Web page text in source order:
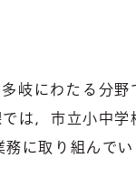
岐にわたる分
は，市立小中学
に取り組んでい